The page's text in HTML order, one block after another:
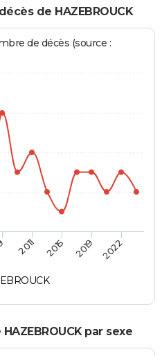
de HAZEBROUCK
de décès (source :
2011 2015 2019 2022
par sexe